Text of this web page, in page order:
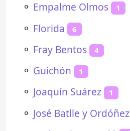
⚬ Empalme Olmos 1
⚬ Florida 6
⚬ Fray Bentos 4
⚬ Guichón 1
⚬ Joaquín Suárez 1
⚬ José Batlle y Ordóñez